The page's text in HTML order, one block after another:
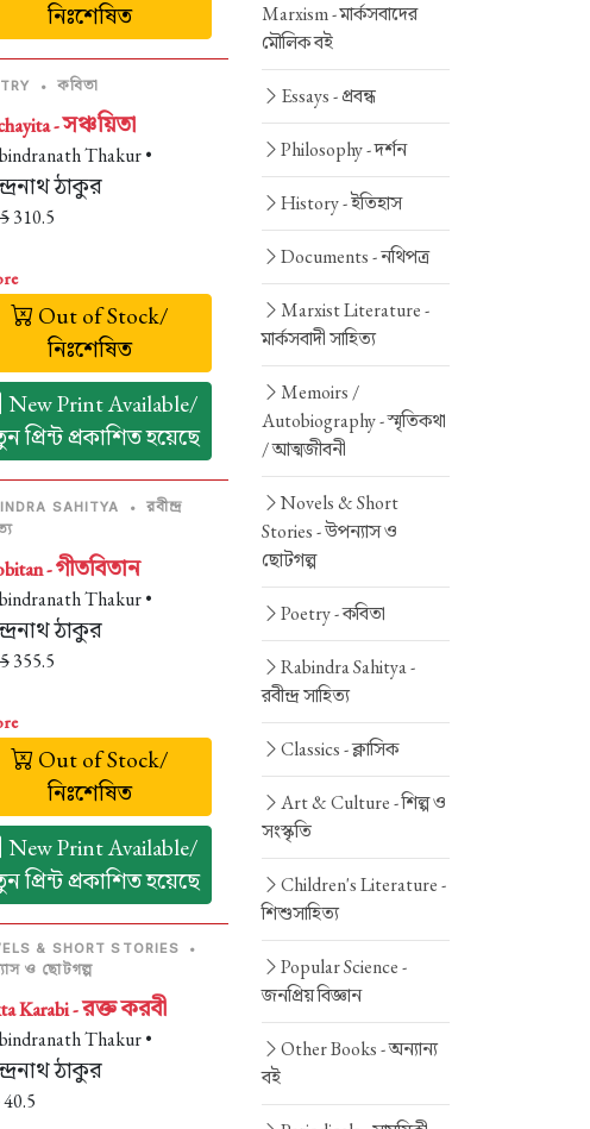
নিঃশেষিত
• কবিতা
-সঞ্চয়িতা
Thakur •
ঠাকুর
310.5
Out of Stock/
নিঃশেষিত
New Print Available/
প্রিন্ট প্রকাশিত হয়েছে
SAHITYA •
রবীন্দ্র
-গীতবিতান
Thakur •
ঠাকুর
355.5
Out of Stock/
নিঃশেষিত
New Print Available/
প্রিন্ট প্রকাশিত হয়েছে
& SHORT STORIES •
ও ছোটগল্প
Karabi -রক্ত করবী
Thakur •
ঠাকুর
40.5
Marxism -মার্কসবাদের
মৌলিক বই
Essays -প্রবন্ধ
Philosophy -দর্শন
History -ইতিহাস
Documents -নথিপত্র
Marxist Literature -
মার্কসবাদী সাহিত্য
Memoirs /
Autobiography -স্মৃতিকথা
/ আত্মজীবনী
Novels & Short
Stories -উপন্যাস ও
ছোটগল্প
Poetry -কবিতা
Rabindra Sahitya -
রবীন্দ্র সাহিত্য
Classics -ক্লাসিক
Art & Culture -শিল্প ও
সংস্কৃতি
Children's Literature -
শিশুসাহিত্য
Popular Science -
জনপ্রিয় বিজ্ঞান
Other Books -অন্যান্য
বই